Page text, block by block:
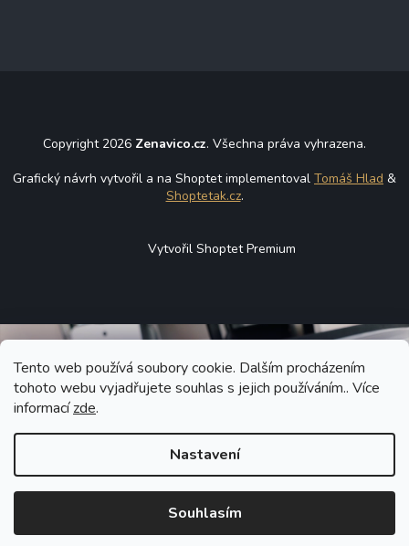
Tento web používá soubory cookie. Dalším procházením
tohoto webu vyjadřujete souhlas s jejich používáním.. Více
informacízde.
Nastavení
Souhlasím
Copyright 2026 Zenavico.cz. Všechna práva vyhrazena.
Grafický návrh vytvořil a na Shoptet implementoval Tomáš Hlad &
Shoptetak.cz.
Vytvořil Shoptet Premium